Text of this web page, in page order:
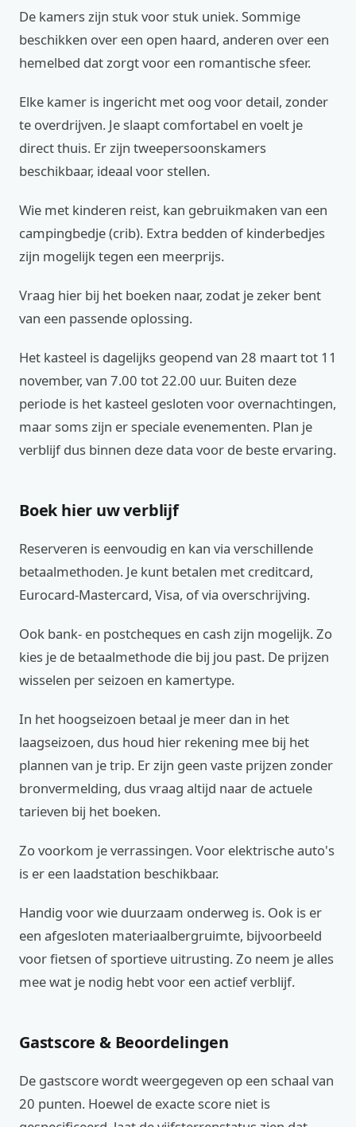
De kamers zijn stuk voor stuk uniek. Sommige
beschikken over een open haard, anderen over een
hemelbed dat zorgt voor een romantische sfeer.
Elke kamer is ingericht met oog voor detail, zonder
te overdrijven. Je slaapt comfortabel en voelt je
direct thuis. Er zijn tweepersoonskamers
beschikbaar, ideaal voor stellen.
Wie met kinderen reist, kan gebruikmaken van een
campingbedje (crib). Extra bedden of kinderbedjes
zijn mogelijk tegen een meerprijs.
Vraag hier bij het boeken naar, zodat je zeker bent
van een passende oplossing.
Het kasteel is dagelijks geopend van 28 maart tot 11
november, van 7.00 tot 22.00 uur. Buiten deze
periode is het kasteel gesloten voor overnachtingen,
maar soms zijn er speciale evenementen. Plan je
verblijf dus binnen deze data voor de beste ervaring.
Boek hier uw verblijf
Reserveren is eenvoudig en kan via verschillende
betaalmethoden. Je kunt betalen met creditcard,
Eurocard-Mastercard, Visa, of via overschrijving.
Ook bank- en postcheques en cash zijn mogelijk. Zo
kies je de betaalmethode die bij jou past. De prijzen
wisselen per seizoen en kamertype.
In het hoogseizoen betaal je meer dan in het
laagseizoen, dus houd hier rekening mee bij het
plannen van je trip. Er zijn geen vaste prijzen zonder
bronvermelding, dus vraag altijd naar de actuele
tarieven bij het boeken.
Zo voorkom je verrassingen. Voor elektrische auto's
is er een laadstation beschikbaar.
Handig voor wie duurzaam onderweg is. Ook is er
een afgesloten materiaalbergruimte, bijvoorbeeld
voor fietsen of sportieve uitrusting. Zo neem je alles
mee wat je nodig hebt voor een actief verblijf.
Gastscore & Beoordelingen
De gastscore wordt weergegeven op een schaal van
20 punten. Hoewel de exacte score niet is